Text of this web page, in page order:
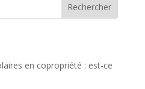
Rechercher
en copropriété : est-ce